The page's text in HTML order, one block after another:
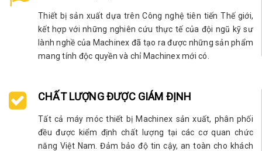
Thiết bị sản xuất dựa trên Công nghệ tiên tiến Thế giới,
kết hợp với những nghiên cứu thực tế của đội ngũ kỹ sư
lành nghề của Machinex đã tạo ra được những sản phẩm
mang tính độc quyền và chỉ Machinex mới có.
CHẤT LƯỢNG ĐƯỢC GIÁM ĐỊNH
Tất cả máy móc thiết bị Machinex sản xuất, phân phối
đều được kiểm định chất lượng tại các cơ quan chức
năng Việt Nam. Đảm bảo độ tin cậy, an toàn cho khách